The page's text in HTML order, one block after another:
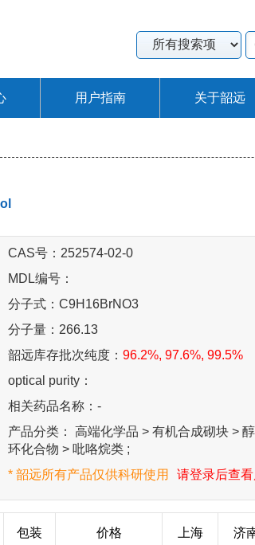
用户指南 关于韶远
CAS号：252574-02-0
MDL编号：
分子式：C9H16BrNO3
分子量：266.13
韶远库存批次纯度： 96.2%, 97.6%, 99.5%
optical purity：
相关药品名称：-
产品分类： 高端化学品 > 有机合成砌块 >
环化合物 > 吡咯烷类 ;
* 韶远所有产品仅供科研使用
请登录后查
包装 价格 上海 济